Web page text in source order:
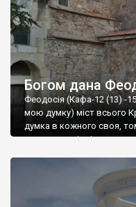
Богом дана
Феодосія (Кафа-12 (13) -
мою думку) міст всього
думка в кожного своя,
запрошую відвідати це